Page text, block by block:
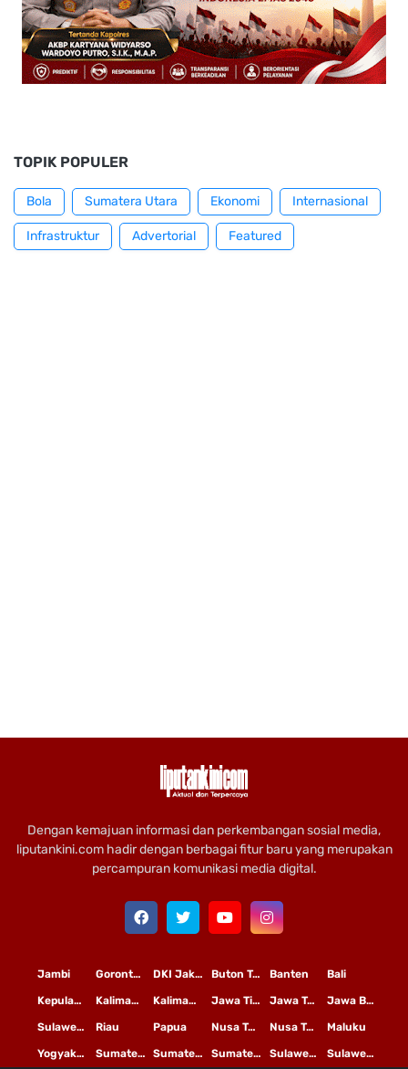
TOPIK POPULER
Bola Sumatera Utara Ekonomi Internasional
Infrastruktur Advertorial Featured
Dengan kemajuan informasi dan perkembangan sosial media,
liputankini.com hadir dengan berbagai fitur baru yang merupakan
percampuran komunikasi media digital.
Bali
Banten
Buton Tengah
DKI Jakarta
Gorontalo
Jambi
Jawa Barat
Jawa Tengah
Jawa Timur
Kalimantan Tengah
Kalimantan Timur
Kepulauan Riau
Maluku
Nusa Tenggara Barat
Nusa Tenggara Timur
Papua
Riau
Sulawesi Selatan
Sulawesi Tengah
Sulawesi Utara
Sumatera Barat
Sumatera Selatan
Sumatera Utara
Yogyakarta